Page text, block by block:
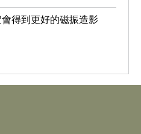
得到更好的磁振造影